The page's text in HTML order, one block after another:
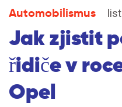
Automobilismus
Jak zjistit
řidiče v
Opel